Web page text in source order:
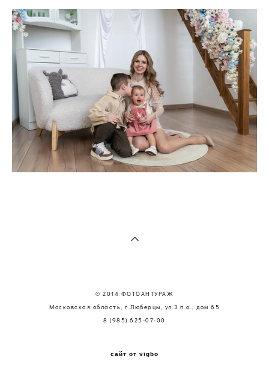
© 2014 ФОТОАНТУРАЖ
Московская область, г.Люберцы, ул.3 п.о., дом 65
8 (985) 625-07-00
сайт от vigbo